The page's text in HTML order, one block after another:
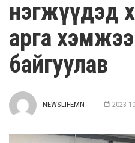
нэгжүүдэд
арга
байгуулав
NEWSLIFEMN 2023-